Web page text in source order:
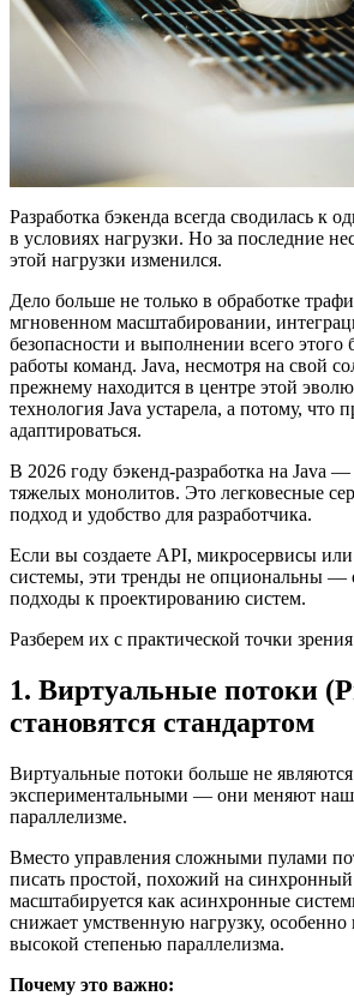
Разработка бэкенда всегда сводилась к
в условиях нагрузки. Но за последние
этой нагрузки изменился.
Дело больше не только в обработке
мгновенном масштабировании,
безопасности и выполнении всего этого
работы команд. Java, несмотря на свой
прежнему находится в центре этой
технология Java устарела, а потому, что
адаптироваться.
В 2026 году бэкенд-разработка на Java
тяжелых монолитов. Это легковесные
подход и удобство для разработчика.
Если вы создаете API, микросервисы
системы, эти тренды не опциональны —
подходы к проектированию систем.
Разберем их с практической точки
1. Виртуальные потоки
становятся стандартом
Виртуальные потоки больше не являются
экспериментальными — они меняют
параллелизме.
Вместо управления сложными пулами
писать простой, похожий на
масштабируется как асинхронные
снижает умственную нагрузку, особенно
высокой степенью параллелизма.
Почему это важно: